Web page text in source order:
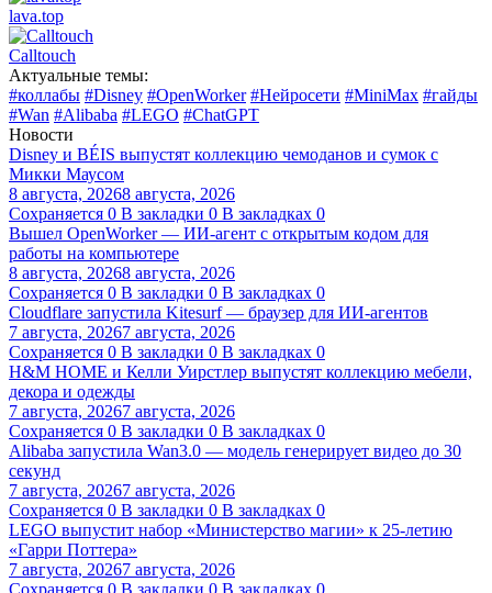
lava.top
Calltouch
Актуальные темы:
#коллабы #Disney #OpenWorker #Нейросети #MiniMax #гайды
#Wan #Alibaba #LEGO #ChatGPT
Новости
Disney и BÉIS выпустят коллекцию чемоданов и сумок с
Микки Маусом
8 августа, 20268 августа, 2026
Сохраняется 0 В закладки 0 В закладках 0
Вышел OpenWorker — ИИ-агент с открытым кодом для
работы на компьютере
8 августа, 20268 августа, 2026
Сохраняется 0 В закладки 0 В закладках 0
Cloudflare запустила Kitesurf — браузер для ИИ-агентов
7 августа, 20267 августа, 2026
Сохраняется 0 В закладки 0 В закладках 0
H&M HOME и Келли Уирстлер выпустят коллекцию мебели,
декора и одежды
7 августа, 20267 августа, 2026
Сохраняется 0 В закладки 0 В закладках 0
Alibaba запустила Wan3.0 — модель генерирует видео до 30
секунд
7 августа, 20267 августа, 2026
Сохраняется 0 В закладки 0 В закладках 0
LEGO выпустит набор «Министерство магии» к 25-летию
«Гарри Поттера»
7 августа, 20267 августа, 2026